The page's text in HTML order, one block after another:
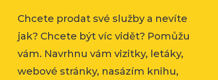
Chcete prodat své služby a nevíte
jak? Chcete být víc vidět? Pomůžu
vám. Navrhnu vám vizitky, letáky,
webové stránky, nasázím knihu,